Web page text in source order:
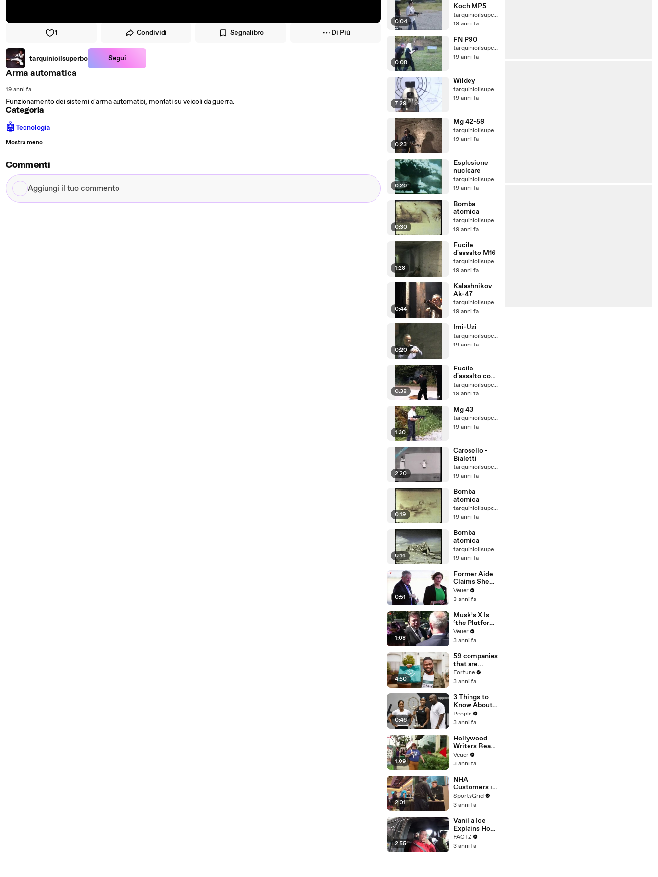
1 Condividi Segnalibro Di Più
tarquinioilsuperbo Segui
Arma automatica
19 anni fa
Funzionamento dei sistemi d'arma automatici, montati su veicoli da guerra.
Categoria
🤖Tecnologia
Mostra meno
Commenti
Aggiungi
il
0:04
Koch MP5
tarquinioilsuperbo
19 anni fa
0:08
FN P90
tarquinioilsuperbo
19 anni fa
7:29
Wildey
tarquinioilsuperbo
19 anni fa
0:23
Mg 42-59
tarquinioilsuperbo
19 anni fa
0:26
Esplosione
nucleare
tarquinioilsuperbo
19 anni fa
0:30
Bomba
atomica
tarquinioilsuperbo
19 anni fa
1:28
Fucile
d'assalto M16
tarquinioilsuperbo
19 anni fa
0:44
Kalashnikov
Ak-47
tarquinioilsuperbo
19 anni fa
0:20
Imi-Uzi
tarquinioilsuperbo
19 anni fa
0:38
Fucile
d'assalto con
lancia granate
tarquinioilsuperbo
19 anni fa
1:30
Mg 43
tarquinioilsuperbo
19 anni fa
2:20
Carosello -
Bialetti
tarquinioilsuperbo
19 anni fa
0:19
Bomba
atomica
tarquinioilsuperbo
19 anni fa
0:14
Bomba
atomica
tarquinioilsuperbo
19 anni fa
0:51
Former Aide
Claims She
Was Asked to
Make a ‘Hit
Trump
Veuer
3 anni fa
1:08
Musk’s X Is
‘the Platform
With the
Largest Ratio
Misinformatio
n or
Disinformatio
n’ Amongst
All Social
Media
Platforms
Veuer
3 anni fa
4:50
59 companies
that are
changing the
world: From
Chobani
Fortune
3 anni fa
0:46
3 Things to
Know About
Coco Gauff's
Parents
People
3 anni fa
1:09
Hollywood
Writers Reach
‘Tentative
Agreement’
After 146 Day
Strike
Veuer
3 anni fa
2:01
NHA
Customers in
Limbo as
Company
Potential
Merger
SportsGrid
3 anni fa
2:55
Vanilla Ice
Explains How
the 90’s
Shaped
FACTZ
3 anni fa